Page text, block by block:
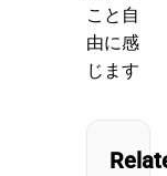
こと自
由に感
じます